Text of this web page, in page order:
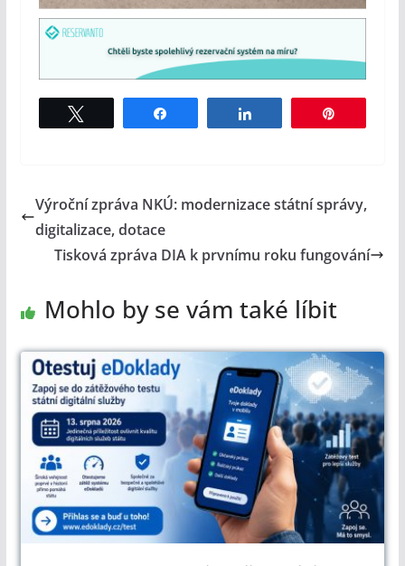
Výroční zpráva NKÚ: modernizace státní správy,
digitalizace, dotace
Tisková zpráva DIA k prvnímu roku fungování
Mohlo by se vám také líbit